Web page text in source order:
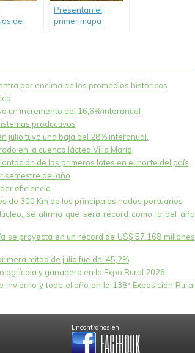
de
Presentan el
primer mapa
por encima de los promedios históricos
un incremento del 16,6% interanual
productivos
julio tuvo una baja del 28% interanual.
en la cuenca láctea Villa María
de los primeros lotes en el norte del país
semestre del año
eficiencia
de 300 Km de los principales nodos portuarios
se afirma que será récord como la del año
se proyecta en un récord de US$ 57.168 millones
mitad de julio fue del 45,2%
y ganadero en la Expo Rural 2026
y todo el año en la 138ª Exposición Rural
Encontranos en